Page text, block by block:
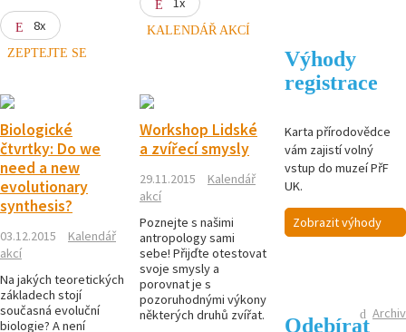
8x
ZEPTEJTE SE
KALENDÁŘ AKCÍ
Biologické
čtvrtky: Do we
need a new
evolutionary
synthesis?
03.12.2015
Kalendář
akcí
Na jakých teoretických
základech stojí
současná evoluční
biologie? A není
Workshop Lidské
a zvířecí smysly
29.11.2015
Kalendář
akcí
Poznejte s našimi
antropology sami
sebe! Přijďte otestovat
svoje smysly a
porovnat je s
pozoruhodnými výkony
některých druhů zvířat.
Výhody
registrace
Karta přírodovědce
vám zajistí volný
vstup do muzeí PřF
UK.
Zobrazit výhody
Archiv
Odebírat